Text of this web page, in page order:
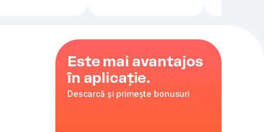
Este mai avantajos
în aplicație.
Descarcă și primește bonusuri